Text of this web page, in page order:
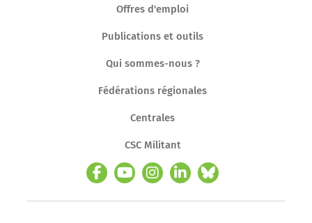
Offres d'emploi
Publications et outils
Qui sommes-nous ?
Fédérations régionales
Centrales
CSC Militant